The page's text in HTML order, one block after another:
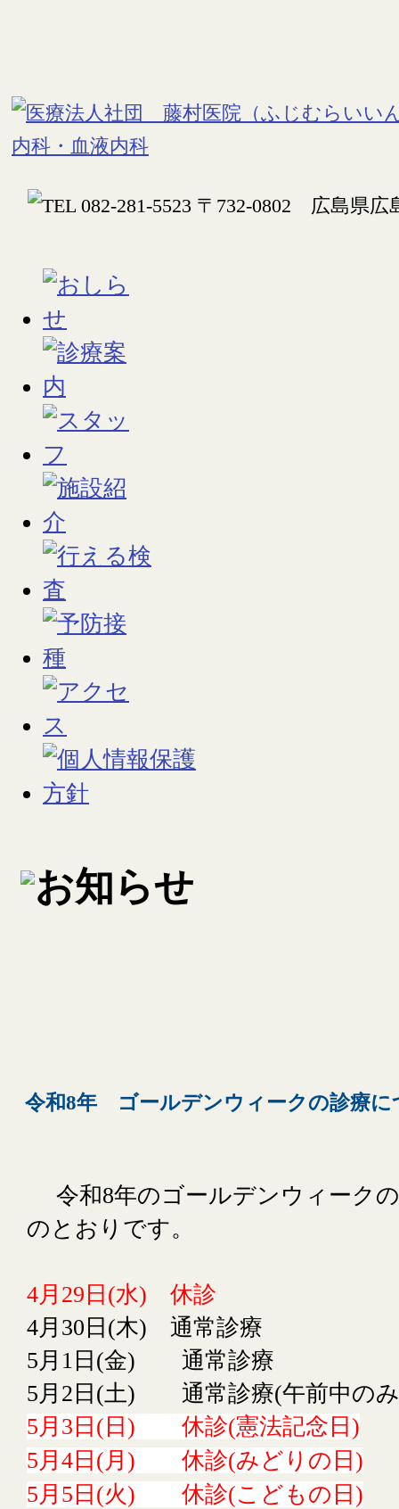
令和8年 ゴールデンウィークの診療に
令和8年のゴールデンウィーク
のとおりです。
4月29日(水) 休診
4月30日(木) 通常診療
5月1日(金) 通常診療
5月2日(土) 通常診療(午前中の
5月3日(日) 休診(憲法記念日)
5月4日(月) 休診(みどりの日)
5月5日(火) 休診(こどもの日)